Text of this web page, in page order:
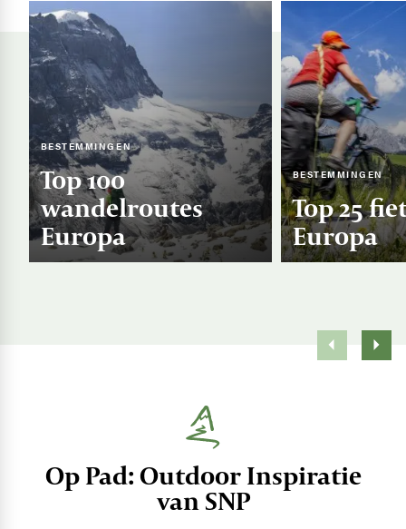
Image
BESTEMMINGEN
Top 100
wandelroutes
Europa
BESTEMMINGEN
Top 25
Europa
Op Pad: Outdoor Inspiratie
van SNP